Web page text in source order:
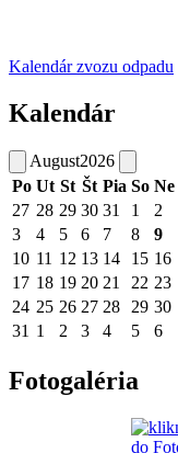
Kalendár zvozu odpadu
Kalendár
August2026
Po Ut St Št Pia So Ne
27 28 29 30 31 1
2
3
4 5 6 7 8
9
10 11 12 13 14 15 16
17 18 19 20 21 22 23
24 25 26 27 28 29 30
31 1 2 3 4 5 6
Fotogaléria